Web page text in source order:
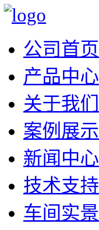
公司首页
产品中心
关于我们
案例展示
新闻中心
技术支持
车间实景